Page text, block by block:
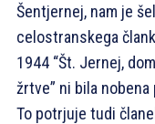
Šentjernej, nam je
celostranskega
1944 “Št. Jernej,
žrtve” ni bila
To potrjuje tudi